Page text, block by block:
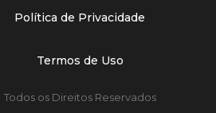
Política de Privacidade
Termos de Uso
Todos os Direitos Reservados